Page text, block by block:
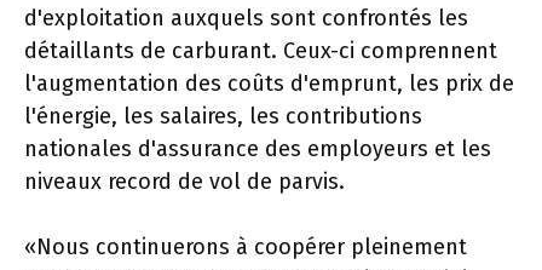
d'exploitation auxquels sont confrontés les
détaillants de carburant. Ceux-ci comprennent
l'augmentation des coûts d'emprunt, les prix de
l'énergie, les salaires, les contributions
nationales d'assurance des employeurs et les
niveaux record de vol de parvis.
«Nous continuerons à coopérer pleinement